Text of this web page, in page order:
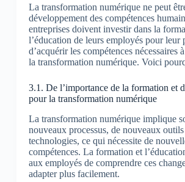
La transformation numérique ne peut
développement des compétences
entreprises doivent investir dans la
l’éducation de leurs employés pour leur
d’acquérir les compétences nécessaires
la transformation numérique. Voici
3.1. De l’importance de la formation et
pour la transformation numérique
La transformation numérique implique
nouveaux processus, de nouveaux
technologies, ce qui nécessite de
compétences. La formation et
aux employés de comprendre ces
adapter plus facilement.